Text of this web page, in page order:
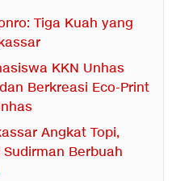
Tiga Kuah yang
KKN Unhas
Berkreasi Eco-Print
Angkat Topi,
Sudirman Berbuah